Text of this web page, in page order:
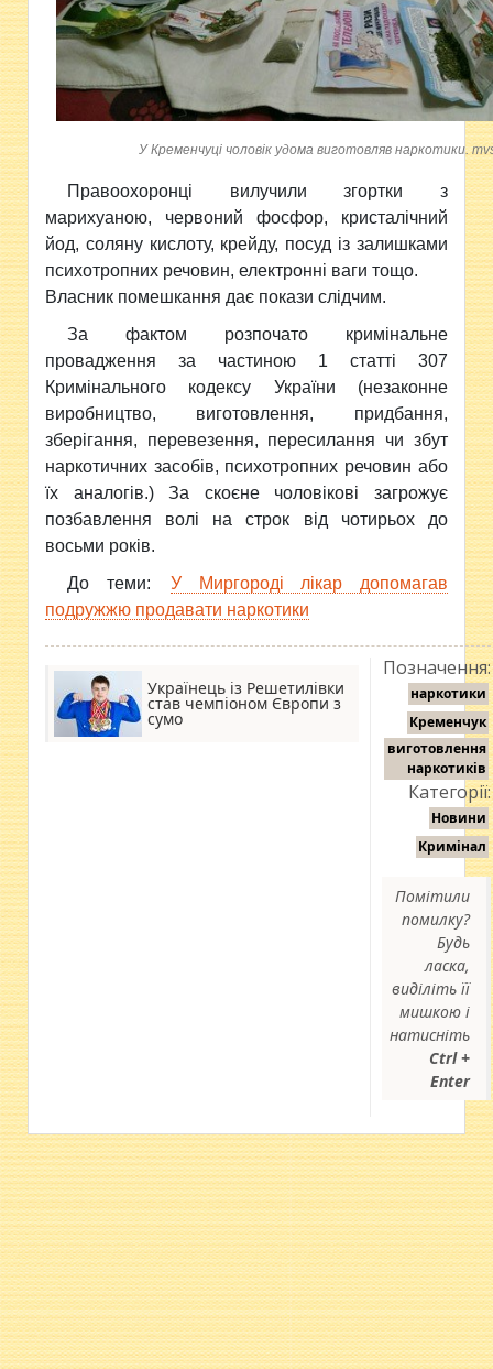
У Кременчуці чоловік удома виготовляв наркотики.
Правоохоронці вилучили згортки з
марихуаною, червоний фосфор, кристалічний
йод, соляну кислоту, крейду, посуд із залишками
психотропних речовин, електронні ваги тощо.
Власник помешкання дає покази слідчим.
За фактом розпочато кримінальне
провадження за частиною 1 статті 307
Кримінального кодексу України (незаконне
виробництво, виготовлення, придбання,
зберігання, перевезення, пересилання чи збут
наркотичних засобів, психотропних речовин або
їх аналогів.) За скоєне чоловікові загрожує
позбавлення волі на строк від чотирьох до
восьми років.
До теми:
У Миргороді лікар допомагав
подружжю продавати наркотики
Українець із Решетилівки
став чемпіоном Європи з
сумо
Позначення:
наркотики
Кременчук
виготовлення
наркотиків
Категорії:
Новини
Кримінал
Помітили
помилку?
Будь
ласка,
виділіть її
мишкою і
натисніть
Ctrl +
Enter